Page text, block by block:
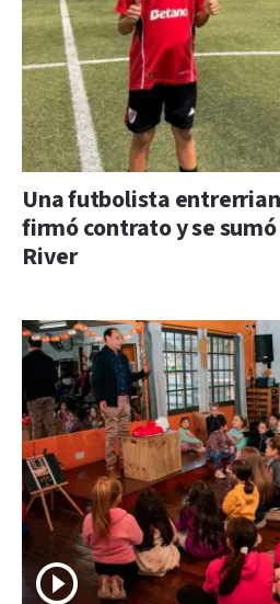
Una futbolista
firmó contrato y se
River